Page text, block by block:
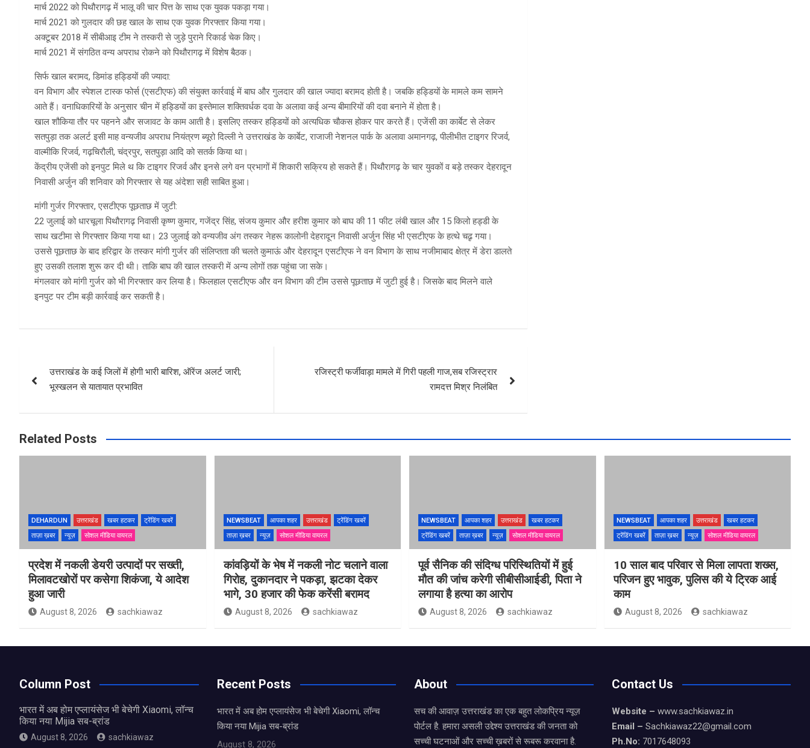
मार्च 2022 को पिथौरागढ़ में भालू की चार पित्त के साथ एक युवक पकड़ा गया।
मार्च 2021 को गुलदार की छह खाल के साथ एक युवक गिरफ्तार किया गया।
अक्टूबर 2018 में सीबीआइ टीम ने तस्करी से जुड़े पुराने रिकार्ड चेक किए।
मार्च 2021 में संगठित वन्य अपराध रोकने को पिथौरागढ़ में विशेष बैठक।
सिर्फ खाल बरामद, डिमांड हड्डियों की ज्यादा:
वन विभाग और स्पेशल टास्क फोर्स (एसटीएफ) की संयुक्त कार्रवाई में बाघ और गुलदार की खाल ज्यादा बरामद होती है। जबकि हड्डियों के मामले कम सामने
आते हैं। वनाधिकारियों के अनुसार चीन में हड्डियों का इस्तेमाल शक्तिवर्धक दवा के अलावा कई अन्य बीमारियों की दवा बनाने में होता है।
खाल शौकिया तौर पर पहनने और सजावट के काम आती है। इसलिए तस्कर हड्डियों को अत्यधिक चौकस होकर पार करते हैं। एजेंसी का कार्बेट से लेकर
सतपुड़ा तक अलर्ट इसी माह वन्यजीव अपराध नियंत्रण ब्यूरो दिल्ली ने उत्तराखंड के कार्बेट, राजाजी नेशनल पार्क के अलावा अमानगढ़, पीलीभीत टाइगर रिजर्व,
वाल्मीकि रिजर्व, गढ़चिरौली, चंद्रपुर, सतपुड़ा आदि को सतर्क किया था।
केंद्रीय एजेंसी को इनपुट मिले थ कि टाइगर रिजर्व और इनसे लगे वन प्रभागों में शिकारी सक्रिय हो सकते हैं। पिथौरागढ़ के चार युवकों व बड़े तस्कर देहरादून
निवासी अर्जुन की शनिवार को गिरफ्तार से यह अंदेशा सही साबित हुआ।
मांगी गुर्जर गिरफ्तार, एसटीएफ पूछताछ में जुटी:
22 जुलाई को धारचूला पिथौरागढ़ निवासी कृष्ण कुमार, गजेंद्र सिंह, संजय कुमार और हरीश कुमार को बाघ की 11 फीट लंबी खाल और 15 किलो हड्डी के
साथ खटीमा से गिरफ्तार किया गया था। 23 जुलाई को वन्यजीव अंग तस्कर नेहरू कालोनी देहरादून निवासी अर्जुन सिंह भी एसटीएफ के हत्थे चढृ गया।
उससे पूछताछ के बाद हरिद्वार के तस्कर मांगी गुर्जर की संलिप्तता की चलते कुमाऊं और देहरादून एसटीएफ ने वन विभाग के साथ नजीमाबाद क्षेत्र में डेरा डालते
हुए उसकी तलाश शुरू कर दी थी। ताकि बाघ की खाल तस्करी में अन्य लोगों तक पहुंचा जा सके।
मंगलवार को मांगी गुर्जर को भी गिरफ्तार कर लिया है। फिलहाल एसटीएफ और वन विभाग की टीम उससे पूछताछ में जुटी हुई है। जिसके बाद मिलने वाले
इनपुट पर टीम बड़ी कार्रवाई कर सकती है।
navigation
उत्तराखंड के कई जिलों में होगी भारी बारिश, ऑरेंज अलर्ट जारी;
भूस्खलन से यातायात प्रभावित
रजिस्ट्री फर्जीवाड़ा मामले में गिरी पहली गाज,सब रजिस्ट्रार
रामदत्त मिश्र निलंबित
Related Posts
DEHARDUN उत्तराखंड खबर हटकर
ट्रेंडिंग खबरें
ताज़ा ख़बर
न्यूज़ सोशल मीडिया वायरल
प्रदेश में नकली डेयरी उत्पादों पर सख्ती,
मिलावटखोरों पर कसेगा शिकंजा, ये आदेश
हुआ जारी
August 8, 2026 sachkiawaz
NEWSBEAT आपका शहर उत्तराखंड
ट्रेंडिंग खबरें
ताज़ा ख़बर
न्यूज़ सोशल मीडिया वायरल
कांवड़ियों के भेष में नकली नोट चलाने वाला
गिरोह, दुकानदार ने पकड़ा, झटका देकर
भागे, 30 हजार की फेक करेंसी बरामद
August 8, 2026 sachkiawaz
NEWSBEAT आपका शहर उत्तराखंड
खबर हटकर
ट्रेंडिंग खबरें
ताज़ा ख़बर न्यूज़ सोशल मीडिया वायरल
पूर्व सैनिक की संदिग्ध परिस्थितियों में हुई
मौत की जांच करेगी सीबीसीआईडी, पिता ने
लगाया है हत्या का आरोप
August 8, 2026 sachkiawaz
NEWSBEAT आपका शहर उत्तराखंड
खबर हटकर
ट्रेंडिंग खबरें
ताज़ा ख़बर न्यूज़ सोशल मीडिया वायरल
10 साल बाद परिवार से मिला लापता शख्स,
परिजन हुए भावुक, पुलिस की ये ट्रिक आई
काम
August 8, 2026 sachkiawaz
Column Post
भारत में अब होम एप्लायंसेज भी बेचेगी Xiaomi, लॉन्च
किया नया Mijia सब-ब्रांड
August 8, 2026 sachkiawaz
Recent Posts
भारत में अब होम एप्लायंसेज भी बेचेगी Xiaomi, लॉन्च
किया नया Mijia सब-ब्रांड
August 8, 2026
About
सच की आवाज़ उत्तराखंड का एक बहुत लोकप्रिय न्यूज़
पोर्टल है. हमारा असली उद्देश्य उत्तराखंड की जनता को
सच्ची घटनाओं और सच्ची ख़बरों से रूबरू करवाना है.
Contact Us
Website – www.sachkiawaz.in
Email – Sachkiawaz22@gmail.com
Ph.No: 7017648093